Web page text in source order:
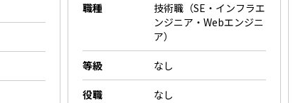
職種
技術職（SE・インフラエ
ンジニア・Webエンジニ
ア）
等級 なし
役職 なし